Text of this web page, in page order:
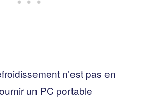
n’est pas en
un PC portable